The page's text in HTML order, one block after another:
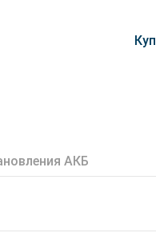
АКБ